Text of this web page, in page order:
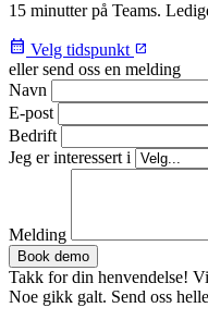
15 minutter på Teams.
calendar_month Velg tidspunkt open_in_new
eller send oss en melding
Navn
E-post
Bedrift
Jeg er interessert i
Melding
Book demo
Takk for din henvendelse!
Noe gikk galt. Send oss